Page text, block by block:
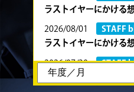
ラストイヤーにかける
2026/08/01
STAFF
ラストイヤーにかける
2026/07/30
STAFF
ラストイヤーにかける